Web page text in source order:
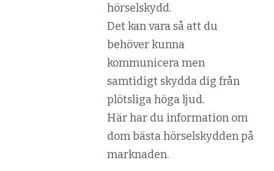
hörselskydd.
Det kan vara så att du
behöver kunna
kommunicera men
samtidigt skydda dig från
plötsliga höga ljud.
Här har du information om
dom bästa hörselskydden på
marknaden.